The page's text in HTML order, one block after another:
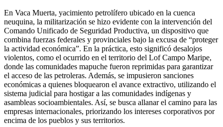
En Vaca Muerta, yacimiento petrolífero ubicado en la cuenca
neuquina, la militarización se hizo evidente con la intervención del
Comando Unificado de Seguridad Productiva, un dispositivo que
combina fuerzas federales y provinciales bajo la excusa de “proteger
la actividad económica”. En la práctica, esto significó desalojos
violentos, como el ocurrido en el territorio del Lof Campo Maripe,
donde las comunidades mapuche fueron reprimidas para garantizar
el acceso de las petroleras. Además, se impusieron sanciones
económicas a quienes bloquearon el avance extractivo, utilizando el
sistema judicial para hostigar a las comunidades indígenas y
asambleas socioambientales. Así, se busca allanar el camino para las
empresas internacionales, priorizando los intereses corporativos por
encima de los pueblos y sus territorios.